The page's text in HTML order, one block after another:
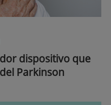
dispositivo que
Parkinson